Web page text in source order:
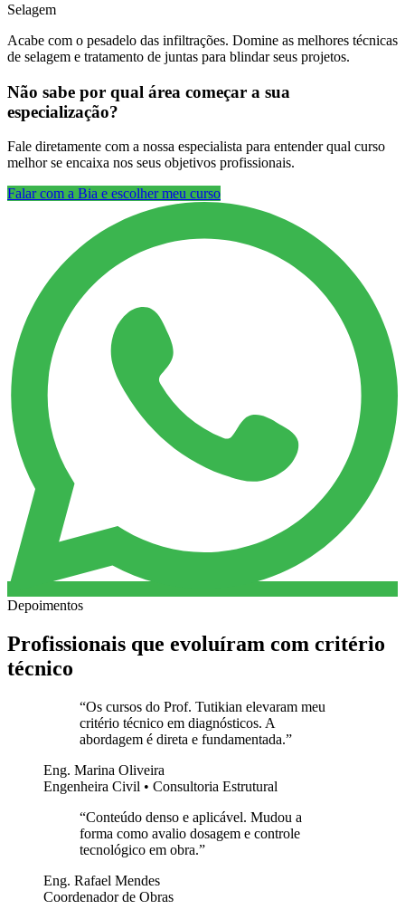
Selagem
Acabe com o pesadelo das infiltrações. Domine as melhores técnicas
de selagem e tratamento de juntas para blindar seus projetos.
Não sabe por qual área começar a sua
especialização?
Fale diretamente com a nossa especialista para entender qual curso
melhor se encaixa nos seus objetivos profissionais.
Falar com a Bia e escolher meu curso
Depoimentos
Profissionais que evoluíram com critério
técnico
“Os cursos do Prof. Tutikian elevaram meu
critério técnico em diagnósticos. A
abordagem é direta e fundamentada.”
Eng. Marina Oliveira
Engenheira Civil • Consultoria Estrutural
“Conteúdo denso e aplicável. Mudou a
forma como avalio dosagem e controle
tecnológico em obra.”
Eng. Rafael Mendes
Coordenador de Obras